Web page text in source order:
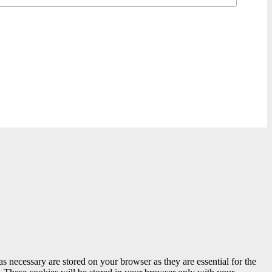
are stored on your browser as they are essential for the